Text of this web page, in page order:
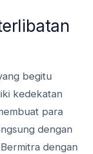
begitu
kedekatan
para
dengan
dengan